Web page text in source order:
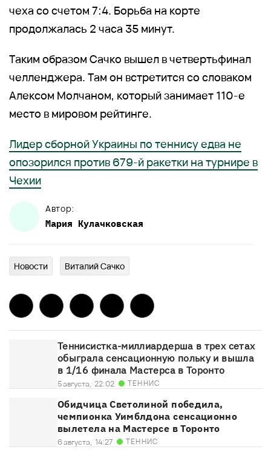
чеха со счетом 7:4. Борьба на корте
продолжалась 2 часа 35 минут.
Таким образом Сачко вышел в четвертьфинал
челленджера. Там он встретится со словаком
Алексом Молчаном, который занимает 110-е
место в мировом рейтинге.
Лидер сборной Украины по теннису едва не
опозорился против 679-й ракетки на турнире в
Чехии
Автор:
Мария Кулачковская
Новости Виталий Сачко
Теннисистка-миллиардерша в трех сетах
обыграла сенсационную польку и вышла
в 1/16 финала Мастерса в Торонто
5 августа, 22:02 ТЕННИС
Обидчица Светолиной победила,
чемпионка Уимблдона сенсационно
вылетела на Мастерсе в Торонто
6 августа, 14:27 ТЕННИС